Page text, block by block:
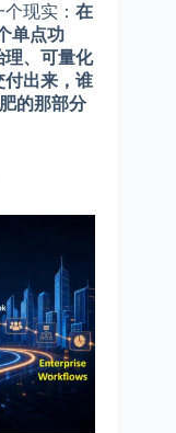
现实： 在
单点功
理、可量化
付出来，谁
的那部分